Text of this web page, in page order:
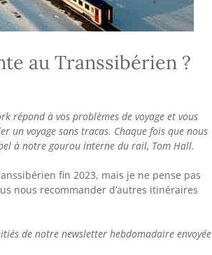
au Transsibérien ?
répond à vos problèmes de voyage et vous
un voyage sans tracas. Chaque fois que nous
à notre gourou interne du rail, Tom Hall.
fin 2023, mais je ne pense pas
nous recommander d’autres itinéraires
de notre newsletter hebdomadaire envoyée